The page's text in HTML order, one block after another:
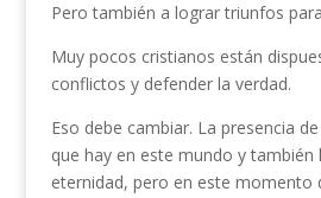
Pero también a lograr triunfos
Muy pocos cristianos están
conflictos y defender la verdad.
Eso debe cambiar. La presencia
que hay en este mundo y también
eternidad, pero en este momento